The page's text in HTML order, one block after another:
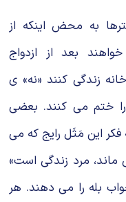
به محض اینکه از
بعد از ازدواج
زندگی کنند «نه» ی
ختم می کنند. بعضی
این مَثَل رایج که می
مرد زندگی است»
بله را می دهند. هر